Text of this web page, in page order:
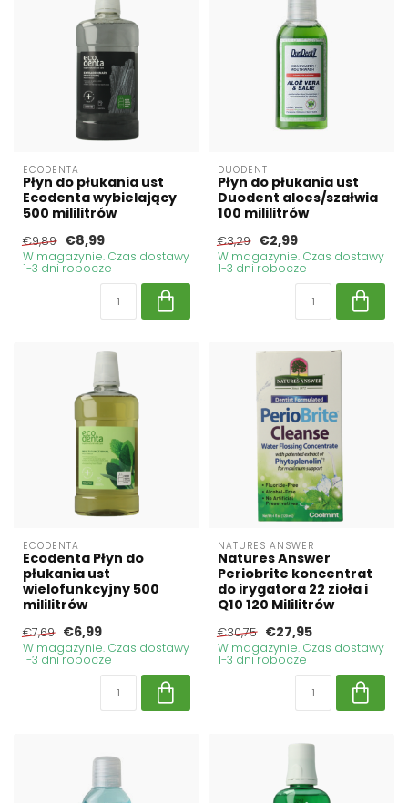
ECODENTA
Płyn do płukania ust
Ecodenta wybielający
500 mililitrów
€9,89 €8,99
W magazynie. Czas dostawy
1-3 dni robocze
DUODENT
Płyn do płukania ust
Duodent aloes/szałwia
100 mililitrów
€3,29 €2,99
W magazynie. Czas dostawy
1-3 dni robocze
ECODENTA
Ecodenta Płyn do
płukania ust
wielofunkcyjny 500
mililitrów
€7,69 €6,99
W magazynie. Czas dostawy
1-3 dni robocze
NATURES ANSWER
Natures Answer
Periobrite koncentrat
do irygatora 22 zioła i
Q10 120 Mililitrów
€30,75 €27,95
W magazynie. Czas dostawy
1-3 dni robocze